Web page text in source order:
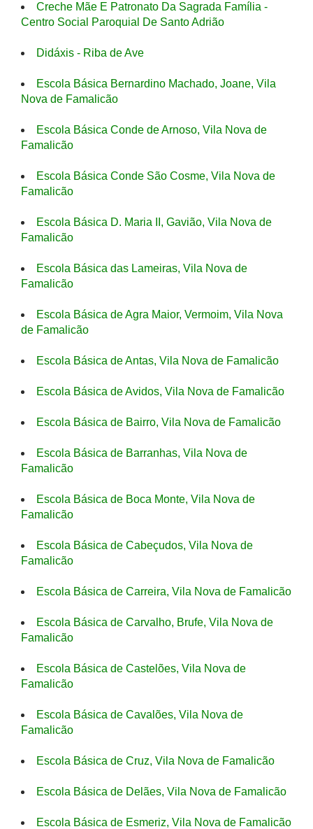
Creche Mãe E Patronato Da Sagrada Família -
Centro Social Paroquial De Santo Adrião
Didáxis - Riba de Ave
Escola Básica Bernardino Machado, Joane, Vila
Nova de Famalicão
Escola Básica Conde de Arnoso, Vila Nova de
Famalicão
Escola Básica Conde São Cosme, Vila Nova de
Famalicão
Escola Básica D. Maria II, Gavião, Vila Nova de
Famalicão
Escola Básica das Lameiras, Vila Nova de
Famalicão
Escola Básica de Agra Maior, Vermoim, Vila Nova
de Famalicão
Escola Básica de Antas, Vila Nova de Famalicão
Escola Básica de Avidos, Vila Nova de Famalicão
Escola Básica de Bairro, Vila Nova de Famalicão
Escola Básica de Barranhas, Vila Nova de
Famalicão
Escola Básica de Boca Monte, Vila Nova de
Famalicão
Escola Básica de Cabeçudos, Vila Nova de
Famalicão
Escola Básica de Carreira, Vila Nova de Famalicão
Escola Básica de Carvalho, Brufe, Vila Nova de
Famalicão
Escola Básica de Castelões, Vila Nova de
Famalicão
Escola Básica de Cavalões, Vila Nova de
Famalicão
Escola Básica de Cruz, Vila Nova de Famalicão
Escola Básica de Delães, Vila Nova de Famalicão
Escola Básica de Esmeriz, Vila Nova de Famalicão